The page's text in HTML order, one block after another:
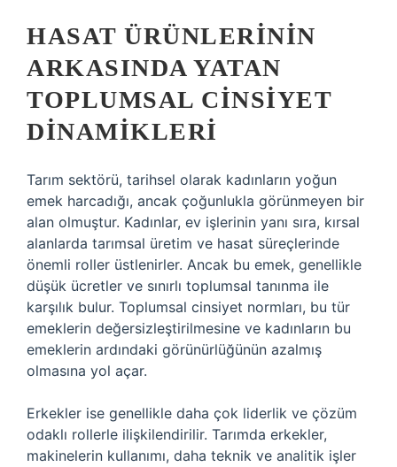
HASAT ÜRÜNLERININ
ARKASINDA YATAN
TOPLUMSAL CINSIYET
DINAMIKLERI
Tarım sektörü, tarihsel olarak kadınların yoğun
emek harcadığı, ancak çoğunlukla görünmeyen bir
alan olmuştur. Kadınlar, ev işlerinin yanı sıra, kırsal
alanlarda tarımsal üretim ve hasat süreçlerinde
önemli roller üstlenirler. Ancak bu emek, genellikle
düşük ücretler ve sınırlı toplumsal tanınma ile
karşılık bulur. Toplumsal cinsiyet normları, bu tür
emeklerin değersizleştirilmesine ve kadınların bu
emeklerin ardındaki görünürlüğünün azalmış
olmasına yol açar.
Erkekler ise genellikle daha çok liderlik ve çözüm
odaklı rollerle ilişkilendirilir. Tarımda erkekler,
makinelerin kullanımı, daha teknik ve analitik işler